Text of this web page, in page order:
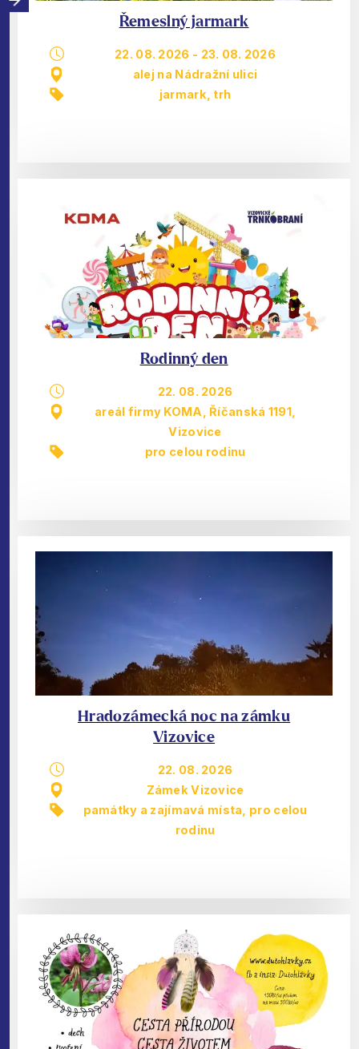
Řemeslný jarmark
22. 08. 2026 - 23. 08. 2026
alej na Nádražní ulici
jarmark, trh
Rodinný den
22. 08. 2026
areál firmy KOMA, Říčanská 1191,
Vizovice
pro celou rodinu
Hradozámecká noc na zámku
Vizovice
22. 08. 2026
Zámek Vizovice
památky a zajímavá místa
pro celou
rodinu